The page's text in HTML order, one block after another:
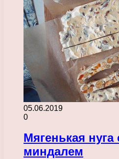
05.06.2019
0
Мягенькая нуга
миндалем